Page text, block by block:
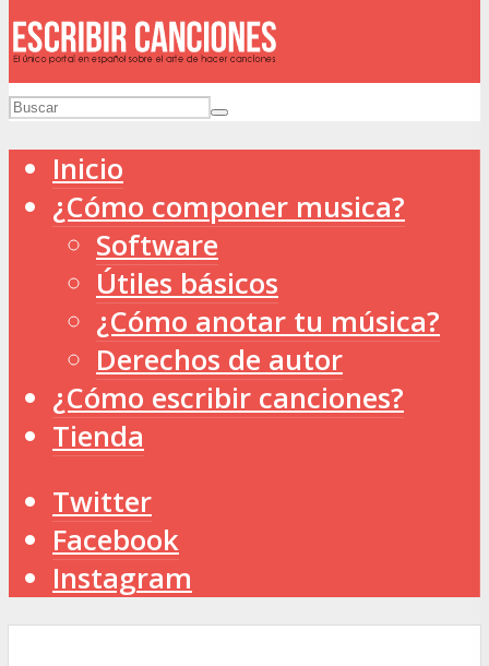
Inicio
¿Cómo componer musica?
Software
Útiles básicos
¿Cómo anotar tu música?
Derechos de autor
¿Cómo escribir canciones?
Tienda
Twitter
Facebook
Instagram